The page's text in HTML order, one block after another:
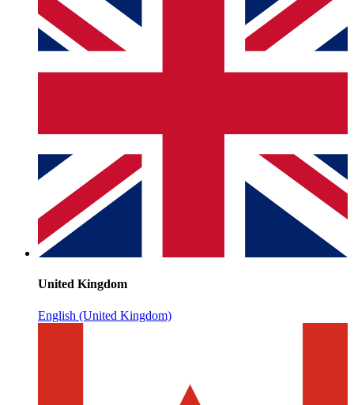
United Kingdom
English (United Kingdom)